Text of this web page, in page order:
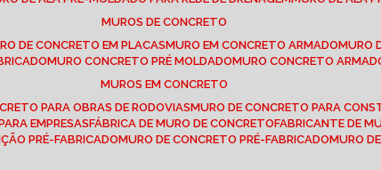
MUROS DE CONCRETO
DE CONCRETO EM PLACAS MURO EM CONCRETO ARMADO
MURO CONCRETO PRÉ MOLDADO
MURO CONCRETO
MUROS EM CONCRETO
PARA OBRAS DE RODOVIAS
MURO DE CONCRETO PARA
EMPRESAS FÁBRICA DE MURO DE CONCRETO FABRICANTE DE
PRÉ-FABRICADO MURO DE CONCRETO PRÉ-FABRICADO
MURO